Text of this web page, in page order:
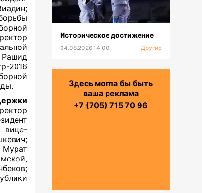
Рашид
2016
вице-
Историческое достижение
04.08.2026 14:00 Другие
Здесь могла бы быть
ваша реклама
+7 (705) 715 70 96